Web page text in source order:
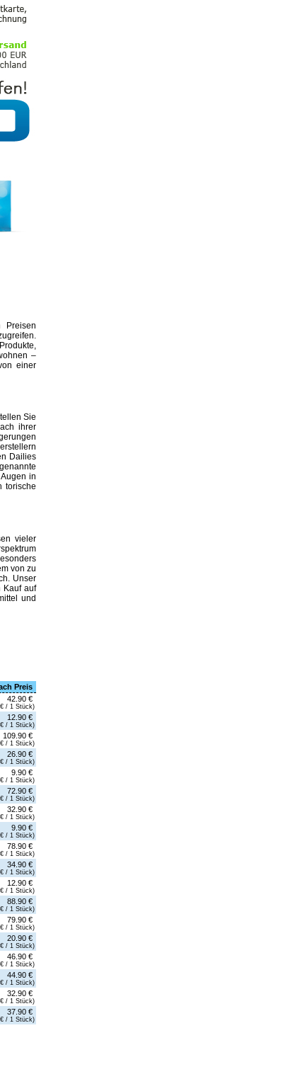
Preisen
–
einer
Sie
ihrer
Dailies
in
torische
vieler
von zu
Unser
Kauf auf
und
Preis
42.90 €
/ 1 Stück)
12.90 €
/ 1 Stück)
109.90 €
/ 1 Stück)
26.90 €
/ 1 Stück)
9.90 €
/ 1 Stück)
72.90 €
/ 1 Stück)
32.90 €
/ 1 Stück)
9.90 €
/ 1 Stück)
78.90 €
/ 1 Stück)
34.90 €
/ 1 Stück)
12.90 €
/ 1 Stück)
88.90 €
/ 1 Stück)
79.90 €
/ 1 Stück)
20.90 €
/ 1 Stück)
46.90 €
/ 1 Stück)
44.90 €
/ 1 Stück)
32.90 €
/ 1 Stück)
37.90 €
/ 1 Stück)